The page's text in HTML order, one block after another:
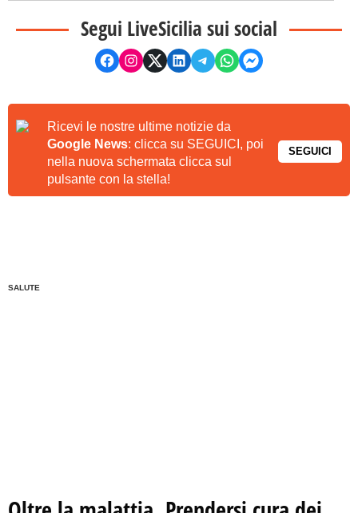
Segui LiveSicilia sui social
Ricevi le nostre ultime notizie da
Google News: clicca su SEGUICI, poi
nella nuova schermata clicca sul
pulsante con la stella!
SEGUICI
SALUTE